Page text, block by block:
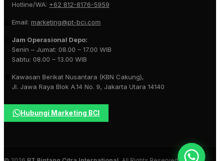
Hotline/WA: +62 812-8176-5959
Email: marketing@pt-bci.com
Jam Operasional Depo:
Senin – Jumat: 08.00 – 17.00 WIB
Sabtu: 08.00 – 13.00 WIB
Kawasan Berikat Nusantara (KBN Cakung),
Jl. Jawa Raya Blok A.14 No. 9, Jakarta Utara 14140
Hubungi Marketing BCI